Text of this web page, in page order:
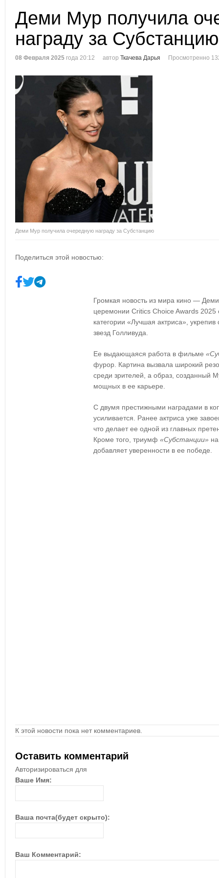
Деми Мур получила
награду за Субстанцию
08 Февраля 2025 года 20:12 автор Ткачева Дарья Просмотренно
Деми Мур получила очередную награду за Субстанцию
Поделиться этой новостью:
Громкая новость из мира кино —
церемонии Critics Choice Awards
категории «Лучшая актриса»,
звезд Голливуда.
Ее выдающаяся работа в фильме
фурор. Картина вызвала широкий
среди зрителей, а образ, созданный
мощных в ее карьере.
С двумя престижными наградами в
усиливается. Ранее актриса уже
что делает ее одной из главных
Кроме того, триумф «Субстанции»
добавляет уверенности в ее победе.
К этой новости пока нет комментариев.
Оставить комментарий
Авторизироваться для
Ваше Имя:
Ваша почта(будет скрыто):
Ваш Комментарий: